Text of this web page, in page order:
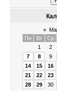
«
Пн
Вт Ср
1
2
7
8 9
14
15 16
21
22 23
28
29 30